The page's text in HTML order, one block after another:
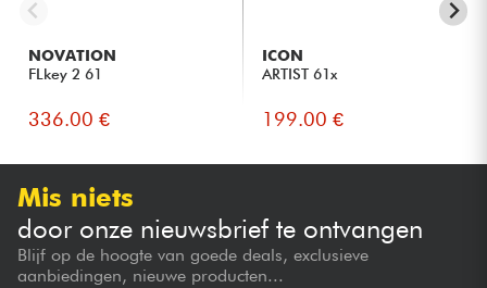
NOVATION
FLkey 2 61
336.00 €
ICON
ARTIST 61x
199.00 €
Mis niets
door onze nieuwsbrief te ontvangen
Blijf op de hoogte van goede deals, exclusieve
aanbiedingen, nieuwe producten...